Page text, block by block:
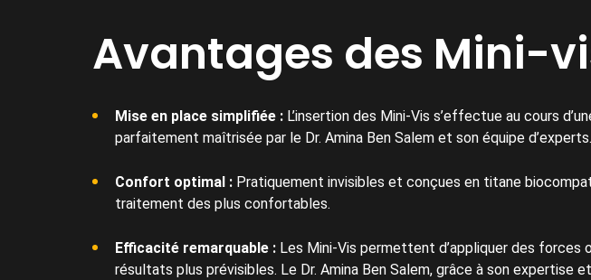
Avantages des Mini-
Mise en place simplifiée : L’insertion des Mini-Vis s’effectue au cours
parfaitement maîtrisée par le Dr. Amina Ben Salem et son équipe d’experts.
Confort optimal : Pratiquement invisibles et conçues en titane
traitement des plus confortables.
Efficacité remarquable : Les Mini-Vis permettent d’appliquer des
résultats plus prévisibles. Le Dr. Amina Ben Salem, grâce à son